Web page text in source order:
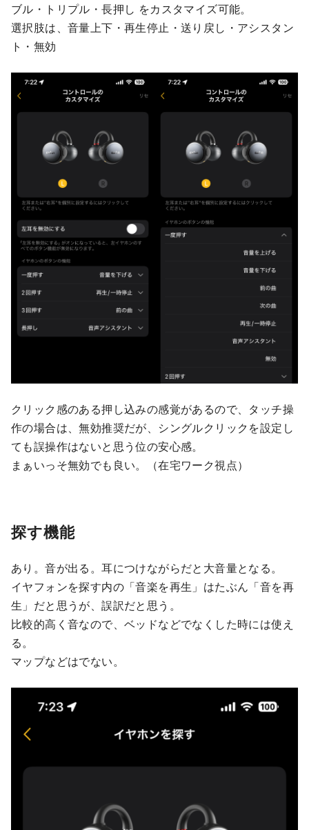
ブル・トリプル・長押し をカスタマイズ可能。
選択肢は、音量上下・再生停止・送り戻し・アシスタン
ト・無効
クリック感のある押し込みの感覚があるので、タッチ操
作の場合は、無効推奨だが、シングルクリックを設定し
ても誤操作はないと思う位の安心感。
まぁいっそ無効でも良い。（在宅ワーク視点）
探す機能
あり。音が出る。耳につけながらだと大音量となる。
イヤフォンを探す内の「音楽を再生」はたぶん「音を再
生」だと思うが、誤訳だと思う。
比較的高く音なので、ベッドなどでなくした時には使え
る。
マップなどはでない。